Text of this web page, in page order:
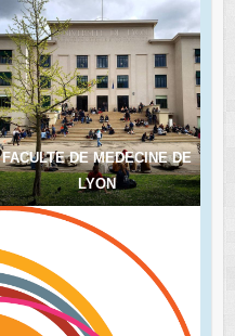
FACULTE DE MEDECINE DE
LYON